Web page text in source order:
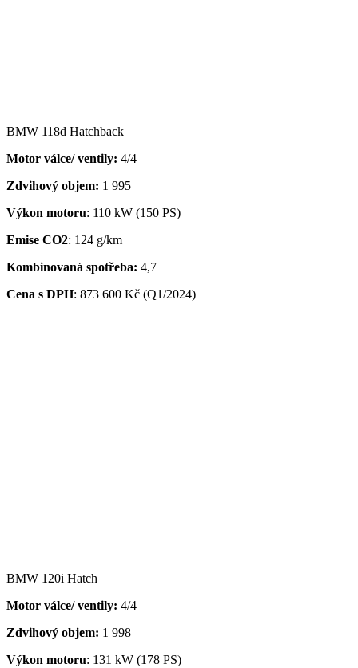
BMW 118d Hatchback
Motor válce/ ventily: 4/4
Zdvihový objem: 1 995
Výkon motoru: 110 kW (150 PS)
Emise CO2: 124 g/km
Kombinovaná spotřeba: 4,7
Cena s DPH: 873 600 Kč (Q1/2024)
BMW 120i Hatch
Motor válce/ ventily: 4/4
Zdvihový objem: 1 998
Výkon motoru: 131 kW (178 PS)